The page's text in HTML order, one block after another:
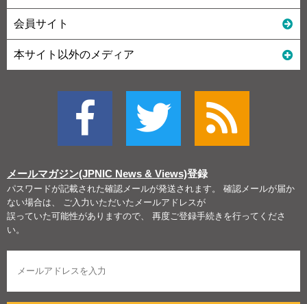
会員サイト
本サイト以外のメディア
メールマガジン(JPNIC News & Views)登録
パスワードが記載された確認メールが発送されます。 確認メールが届か
ない場合は、 ご入力いただいたメールアドレスが
誤っていた可能性がありますので、 再度ご登録手続きを行ってくださ
い。